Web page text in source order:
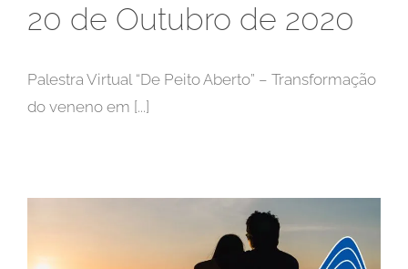
20 de Outubro de 2020
Palestra Virtual “De Peito Aberto” – Transformação
do veneno em [...]